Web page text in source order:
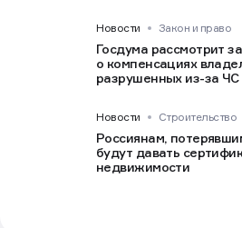
Новости Закон и право
Госдума рассмотрит
о компенсациях
разрушенных из-за ЧС
Новости Строительство
Россиянам,
будут давать
недвижимости